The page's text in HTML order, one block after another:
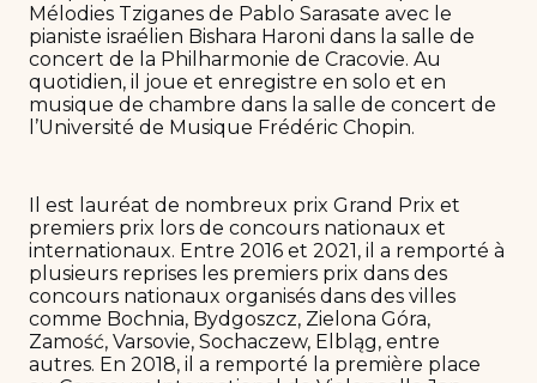
Mélodies Tziganes de Pablo Sarasate avec le
pianiste israélien Bishara Haroni dans la salle de
concert de la Philharmonie de Cracovie. Au
quotidien, il joue et enregistre en solo et en
musique de chambre dans la salle de concert de
l’Université de Musique Frédéric Chopin.
Il est lauréat de nombreux prix Grand Prix et
premiers prix lors de concours nationaux et
internationaux. Entre 2016 et 2021, il a remporté à
plusieurs reprises les premiers prix dans des
concours nationaux organisés dans des villes
comme Bochnia, Bydgoszcz, Zielona Góra,
Zamość, Varsovie, Sochaczew, Elbląg, entre
autres. En 2018, il a remporté la première place